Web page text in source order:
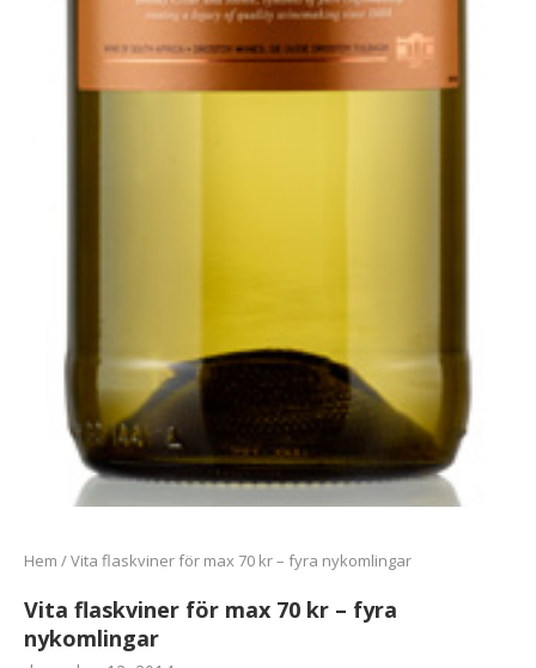
Hem /Vita flaskviner för max 70 kr – fyra nykomlingar
Vita flaskviner för max 70 kr – fyra
nykomlingar